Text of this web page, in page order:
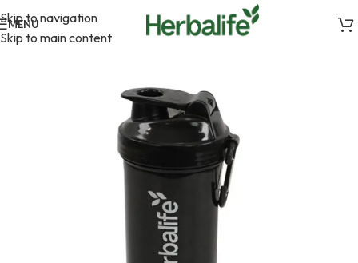
Skip to navigation
Skip to main content
MENU